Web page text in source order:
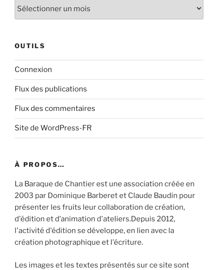
OUTILS
Connexion
Flux des publications
Flux des commentaires
Site de WordPress-FR
À PROPOS…
La Baraque de Chantier est une association créée en
2003 par Dominique Barberet et Claude Baudin pour
présenter les fruits leur collaboration de création,
d'édition et d’animation d'ateliers.Depuis 2012,
l'activité d'édition se développe, en lien avec la
création photographique et l'écriture.
Les images et les textes présentés sur ce site sont